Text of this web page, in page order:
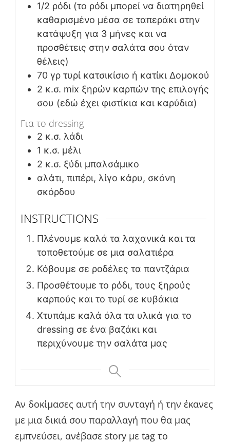
1/2 ρόδι (το ρόδι μπορεί να διατηρηθεί
καθαρισμένο μέσα σε ταπεράκι στην
κατάψυξη για 3 μήνες και να
προσθέτεις στην σαλάτα σου όταν
θέλεις)
70 γρ τυρί κατσικίσιο ή κατίκι Δομοκού
2 κ.σ. mix ξηρών καρπών της επιλογής
σου (εδώ έχει φιστίκια και καρύδια)
Για το dressing
2 κ.σ. λάδι
1 κ.σ. μέλι
2 κ.σ. ξύδι μπαλσάμικο
αλάτι, πιπέρι, λίγο κάρυ, σκόνη
σκόρδου
INSTRUCTIONS
Πλένουμε καλά τα λαχανικά και τα
τοποθετούμε σε μια σαλατιέρα
Κόβουμε σε ροδέλες τα παντζάρια
Προσθέτουμε το ρόδι, τους ξηρούς
καρπούς και το τυρί σε κυβάκια
Χτυπάμε καλά όλα τα υλικά για το
dressing σε ένα βαζάκι και
περιχύνουμε την σαλάτα μας
Αν δοκίμασες αυτή την συνταγή ή την έκανες
με μια δικιά σου παραλλαγή που θα μας
εμπνεύσει, ανέβασε story με tag το